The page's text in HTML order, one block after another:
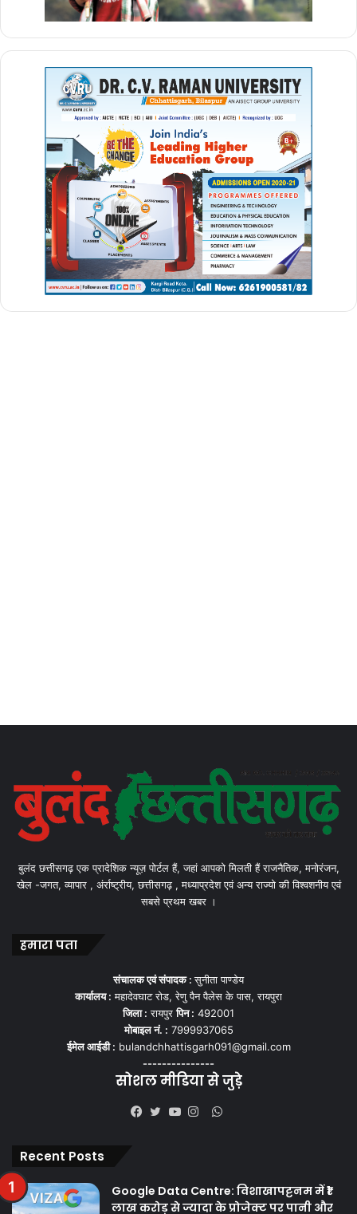
बुलंद छत्तीसगढ़ एक प्रादेशिक न्यूज़ पोर्टल हैं, जहां आपको मिलती हैं राजनैतिक, मनोरंजन,
खेल -जगत, व्यापार , अंर्राष्ट्रीय, छत्तीसगढ़ , मध्याप्रदेश एवं अन्य राज्यो की विश्वशनीय एवं
सबसे प्रथम खबर ।
हमारा पता
संचालक एवं संपादक :सुनीता पाण्डेय
कार्यालय : महादेवघाट रोड, रेणु पैन पैलेस के पास, रायपुरा
जिला : रायपुरपिन : 492001
मोबाइल नं. : 7999937065
ईमेल आईडी : bulandchhattisgarh091@gmail.com
---------------
सोशल मीडिया से जुड़े
WhatsApp
Recent Posts
Google Data Centre: विशाखापट्टनम में ₹1
लाख करोड़ से ज्यादा के प्रोजेक्ट पर पानी और